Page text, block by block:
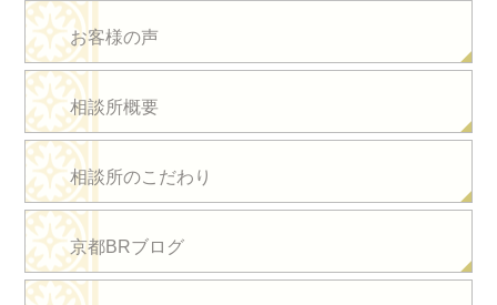
お客様の声
相談所概要
相談所のこだわり
京都BRブログ